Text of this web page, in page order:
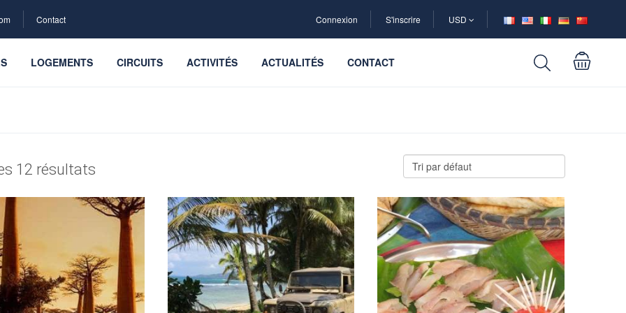
Contact Connexion S'inscrire USD
LOGEMENTS CIRCUITS ACTIVITÉS ACTUALITÉS CONTACT
12 résultats